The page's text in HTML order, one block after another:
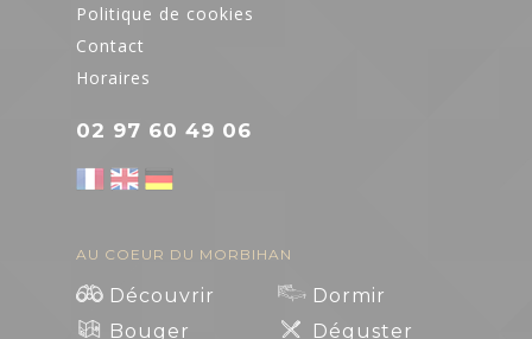
Politique de cookies
Contact
Horaires
02 97 60 49 06
AU COEUR DU MORBIHAN
Découvrir
Dormir
Bouger
Déguster